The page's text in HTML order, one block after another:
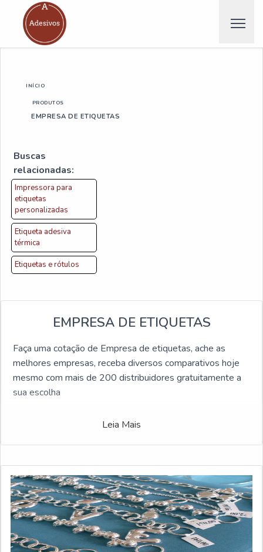
INÍCIO
PRODUTOS
EMPRESA DE ETIQUETAS
Buscas
relacionadas:
Impressora para
etiquetas
personalizadas
Etiqueta adesiva
térmica
Etiquetas e rótulos
EMPRESA DE ETIQUETAS
Faça uma cotação de Empresa de etiquetas, ache as
melhores empresas, receba diversos comparativos hoje
mesmo com mais de 200 distribuidores gratuitamente a
sua escolha
Leia Mais